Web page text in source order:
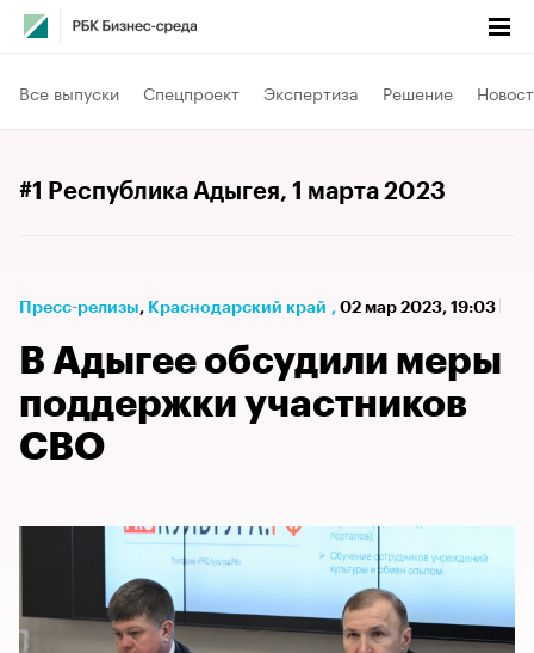
Все выпуски Спецпроект Экспертиза Решение
#1 Республика Адыгея, 1 марта 2023
Пресс-релизы⁠, Краснодарский край , 02 мар 2023, 19:03
В Адыгее обсудили меры
поддержки участников
СВО